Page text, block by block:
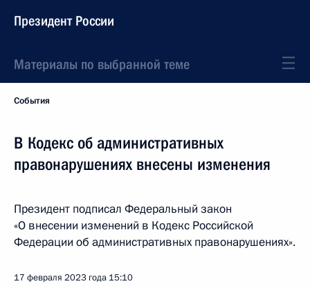
Президент России
Материалы по выбранной теме
События
В Кодекс об административных
правонарушениях внесены изменения
Президент подписал Федеральный закон
«О внесении изменений в Кодекс Российской
Федерации об административных правонарушениях».
17 февраля 2023 года 15:10